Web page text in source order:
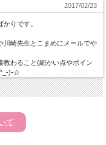
2017/02/23
りです。
川崎先生とこまめにメールでや
教わること(細かい点やポイン
)-☆
て